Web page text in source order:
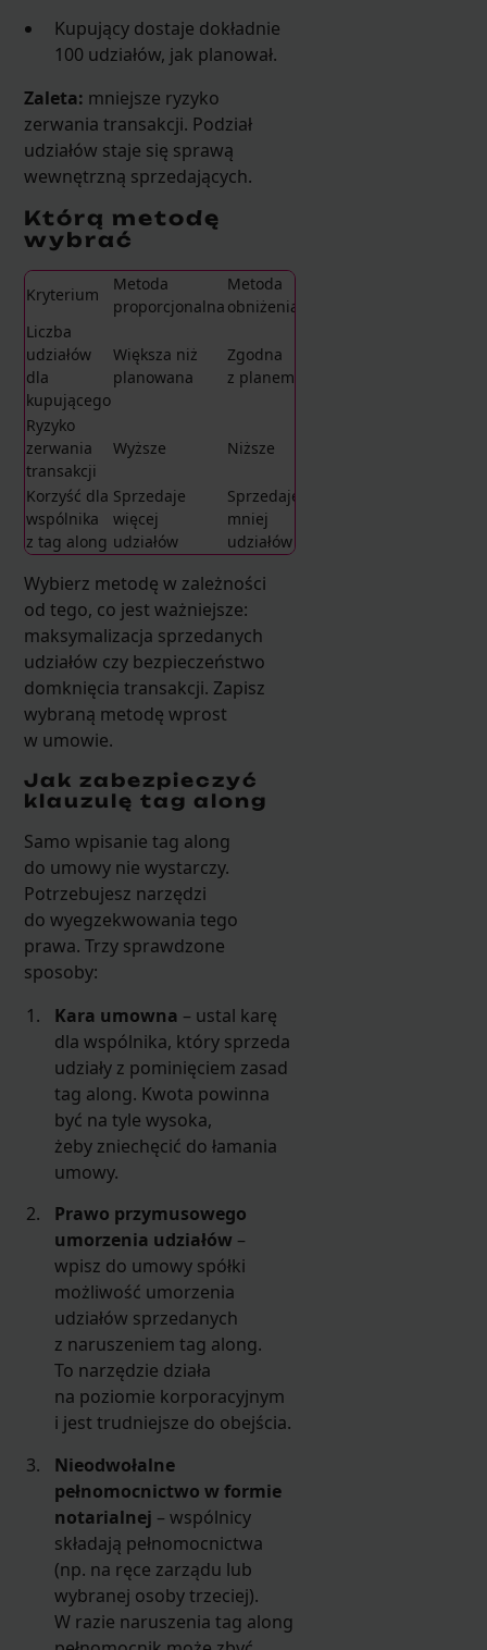
Kupujący dostaje dokładnie
100 udziałów, jak planował.
Zaleta: mniejsze ryzyko
zerwania transakcji. Podział
udziałów staje się sprawą
wewnętrzną sprzedających.
Którą metodę
wybrać
Kryterium
Metoda
proporcjonalna
Metoda
obniżenia
Liczba
udziałów
dla
kupującego
Większa niż
planowana
Zgodna
z planem
Ryzyko
zerwania
transakcji
Wyższe Niższe
Korzyść dla
wspólnika
z tag along
Sprzedaje
więcej
udziałów
Sprzedaje
mniej
udziałów
Wybierz metodę w zależności
od tego, co jest ważniejsze:
maksymalizacja sprzedanych
udziałów czy bezpieczeństwo
domknięcia transakcji. Zapisz
wybraną metodę wprost
w umowie.
Jak zabezpieczyć
klauzulę tag along
Samo wpisanie tag along
do umowy nie wystarczy.
Potrzebujesz narzędzi
do wyegzekwowania tego
prawa. Trzy sprawdzone
sposoby:
Kara umowna – ustal karę
dla wspólnika, który sprzeda
udziały z pominięciem zasad
tag along. Kwota powinna
być na tyle wysoka,
żeby zniechęcić do łamania
umowy.
Prawo przymusowego
umorzenia udziałów –
wpisz do umowy spółki
możliwość umorzenia
udziałów sprzedanych
z naruszeniem tag along.
To narzędzie działa
na poziomie korporacyjnym
i jest trudniejsze do obejścia.
Nieodwołalne
pełnomocnictwo w formie
notarialnej – wspólnicy
składają pełnomocnictwa
(np. na ręce zarządu lub
wybranej osoby trzeciej).
W razie naruszenia tag along